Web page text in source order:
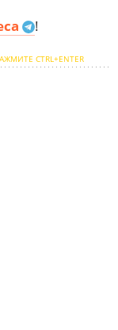
!
CTRL+ENTER